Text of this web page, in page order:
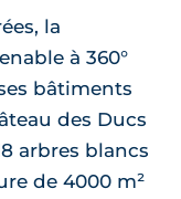
la
à 360°
bâtiments
des Ducs
arbres blancs
de 4000 m²